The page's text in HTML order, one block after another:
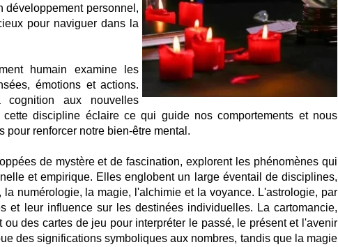
développement personnel,
pour naviguer dans la
humain examine les
émotions et actions.
aux nouvelles
discipline éclaire ce qui guide nos comportements et nous
renforcer notre bien-être mental.
de mystère et de fascination, explorent les phénomènes qui
et empirique. Elles englobent un large éventail de disciplines,
numérologie, la magie, l'alchimie et la voyance. L'astrologie, par
et leur influence sur les destinées individuelles. La cartomancie,
des cartes de jeu pour interpréter le passé, le présent et l'avenir
des significations symboliques aux nombres, tandis que la magie